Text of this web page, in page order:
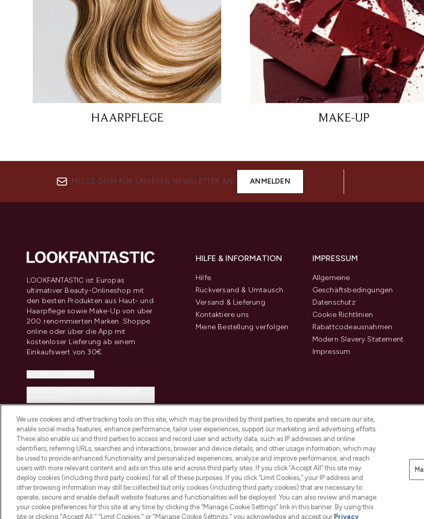
HAARPFLEGE MAKE-UP
MELDE DICH FÜR UNSEREN NEWSLETTER AN ANMELDEN
LOOKFANTASTIC ist Europas
ultimativer Beauty-Onlineshop mit
den besten Produkten aus Haut- und
Haarpflege sowie Make-Up von über
200 renommierten Marken. Shoppe
online oder über die App mit
kostenloser Lieferung ab einem
Einkaufswert von 30€.
HILFE & INFORMATION
Hilfe
Rückversand & Umtausch
Versand & Lieferung
Kontaktiere uns
Meine Bestellung verfolgen
IMPRESSUM
Allgemeine
Geschäftsbedingungen
Datenschutz
Cookie Richtlinien
Rabattcodeausnahmen
Modern Slavery Statement
Impressum
2026 THG Beauty Europe GmbH Maximilianstrasse 54 80538 Munich Pay Securely With
We use cookies and other tracking tools on this site, which may be provided by third parties, to operate and secure our site,
enable social media features, enhance performance, tailor user experiences, support our marketing and advertising efforts.
These also enable us and third parties to access and record user and activity data, such as IP addresses and online
identifiers, referring URLs, searches and interactions, browser and device details, and other usage information, which may
be used to provide enhanced functionality and personalized experiences, analyze and improve performance, and reach
users with more relevant content and ads on this site and across third party sites. If you click “Accept All” this site may
deploy cookies (including third party cookies) for all of these purposes. If you click “Limit Cookies,” your IP address and
other browsing information may still be collected but only cookies (including third party cookies) that are necessary to
operate, secure and enable default website features and functionalities will be deployed. You can also review and manage
your cookie preferences for this site at any time by clicking the “Manage Cookie Settings” link in this banner. By using this
site or clicking "Accept All," "Limit Cookies," or "Manage Cookie Settings," you acknowledge and accept our Privacy